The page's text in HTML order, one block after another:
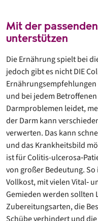
Mit der
unterstützen
Die Ernährung spielt bei
jedoch gibt es nicht DIE
und bei jedem
Darmproblemen leidet,
der Darm kann
verwerten. Das kann
und das Krankheitsbild
ist für Colitis-
von großer Bedeutung.
Vollkost, mit vielen Vital‐
Gemieden werden sollten
Zubereitungsarten, die